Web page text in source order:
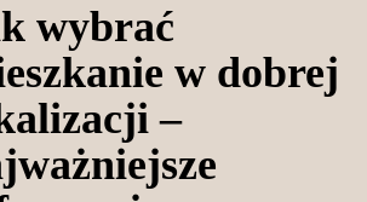
wybrać
w dobrej
–